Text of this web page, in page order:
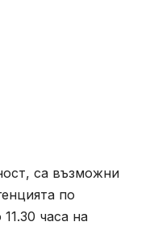
са възможни
по
часа на